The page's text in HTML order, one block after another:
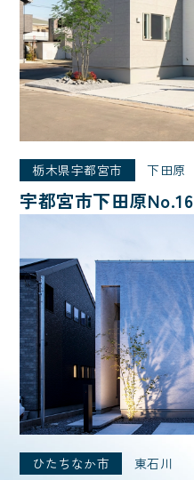
栃木県宇都宮市 下田原
宇都宮市下田原No.16
ひたちなか市 東石川